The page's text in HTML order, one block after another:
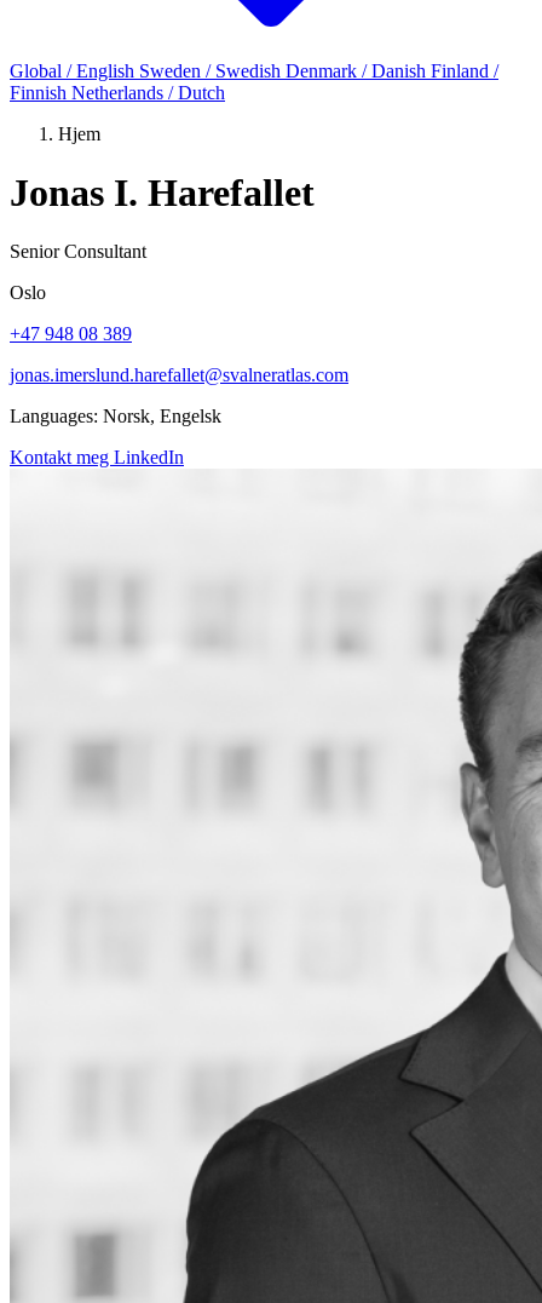
Global / English Sweden / Swedish Denmark / Danish Finland /
Finnish Netherlands / Dutch
Hjem
Jonas I. Harefallet
Senior Consultant
Oslo
+47 948 08 389
jonas.imerslund.harefallet@svalneratlas.com
Languages: Norsk, Engelsk
Kontakt meg LinkedIn